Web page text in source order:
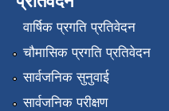
वार्षिक प्रगति प्रतिवेदन
चौमासिक प्रगति प्रतिवेदन
सार्वजनिक सुनुवाई
सार्वजनिक परीक्षण